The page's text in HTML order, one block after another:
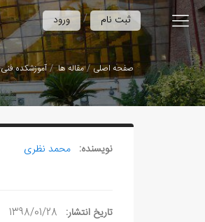
ورود / ثبت نام
صفحه اصلی مقاله ها آموزشكده
نویسنده: محمد نظری
تاریخ انتشار: 1398/01/28